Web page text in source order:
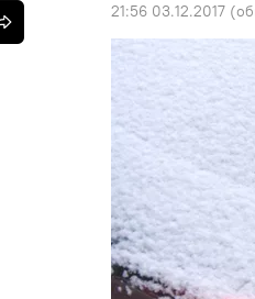
21:56 03.12.2017